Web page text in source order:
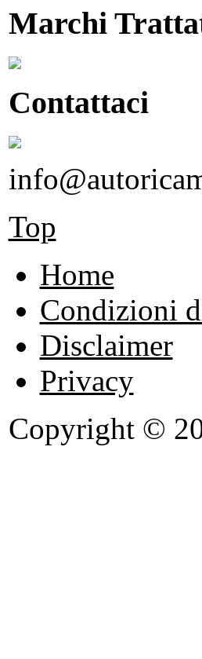
Marchi
Contattaci
Top
Home
Condizioni
Disclaimer
Privacy
Copyright ©